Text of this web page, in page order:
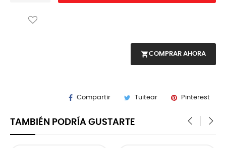
shopping_cartCOMPRAR AHORA
Compartir Tuitear Pinterest
TAMBIÉN PODRÍA GUSTARTE